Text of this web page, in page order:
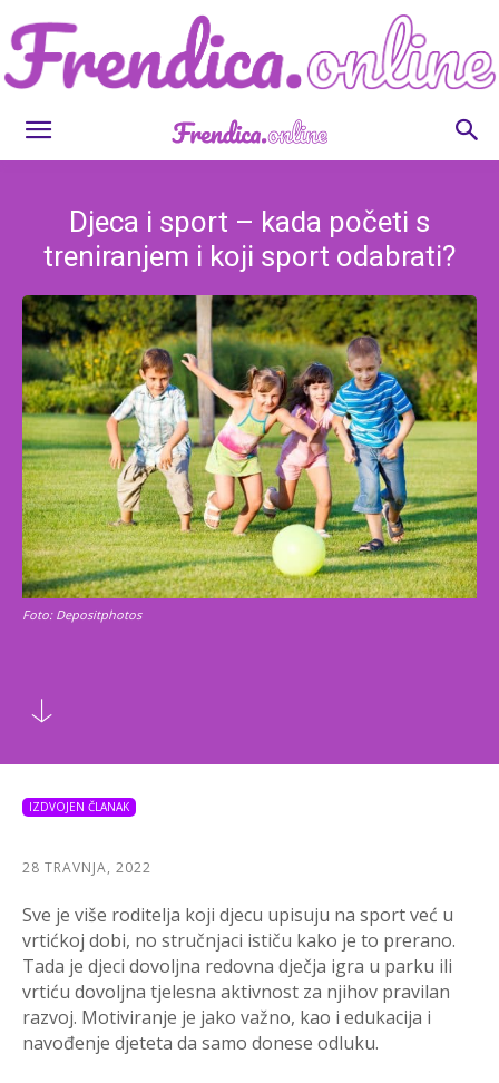
Frendica.online
Djeca i sport – kada početi s
treniranjem i koji sport odabrati?
Foto: Depositphotos
IZDVOJEN ČLANAK
28 TRAVNJA, 2022
Sve je više roditelja koji djecu upisuju na sport već u
vrtićkoj dobi, no stručnjaci ističu kako je to prerano.
Tada je djeci dovoljna redovna dječja igra u parku ili
vrtiću dovoljna tjelesna aktivnost za njihov pravilan
razvoj. Motiviranje je jako važno, kao i edukacija i
navođenje djeteta da samo donese odluku.